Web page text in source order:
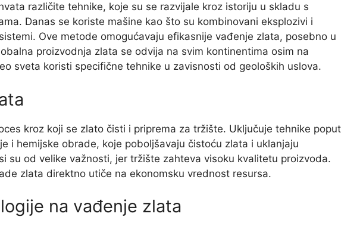
različite tehnike, koje su se razvijale kroz istoriju u skladu s
Danas se koriste mašine kao što su kombinovani eksplozivi i
Ove metode omogućavaju efikasnije vađenje zlata, posebno u
proizvodnja zlata se odvija na svim kontinentima osim na
sveta koristi specifične tehnike u zavisnosti od geoloških uslova.
kroz koji se zlato čisti i priprema za tržište. Uključuje tehnike poput
i hemijske obrade, koje poboljšavaju čistoću zlata i uklanjaju
su od velike važnosti, jer tržište zahteva visoku kvalitetu proizvoda.
zlata direktno utiče na ekonomsku vrednost resursa.
na vađenje zlata